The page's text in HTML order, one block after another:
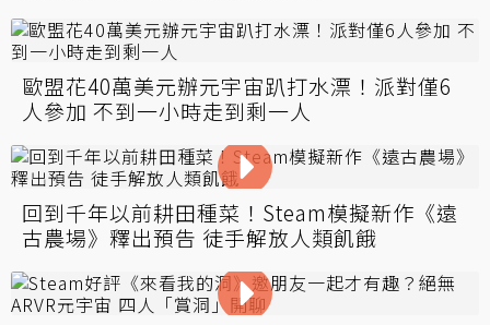
歐盟花40萬美元辦元宇宙趴打水漂！派對僅6
人參加 不到一小時走到剩一人
回到千年以前耕田種菜！Steam模擬新作《遠
古農場》釋出預告 徒手解放人類飢餓